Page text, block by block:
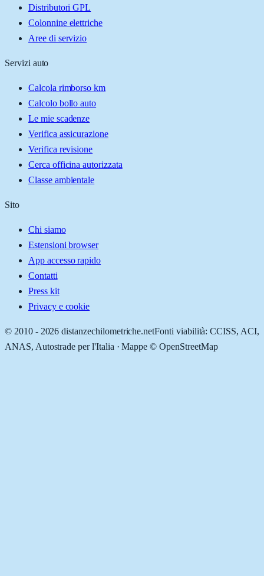
Distributori GPL
Colonnine elettriche
Aree di servizio
Servizi auto
Calcola rimborso km
Calcolo bollo auto
Le mie scadenze
Verifica assicurazione
Verifica revisione
Cerca officina autorizzata
Classe ambientale
Sito
Chi siamo
Estensioni browser
App accesso rapido
Contatti
Press kit
Privacy e cookie
© 2010 - 2026 distanzechilometriche.netFonti viabilità: CCISS, ACI,
ANAS, Autostrade per l'Italia · Mappe © OpenStreetMap